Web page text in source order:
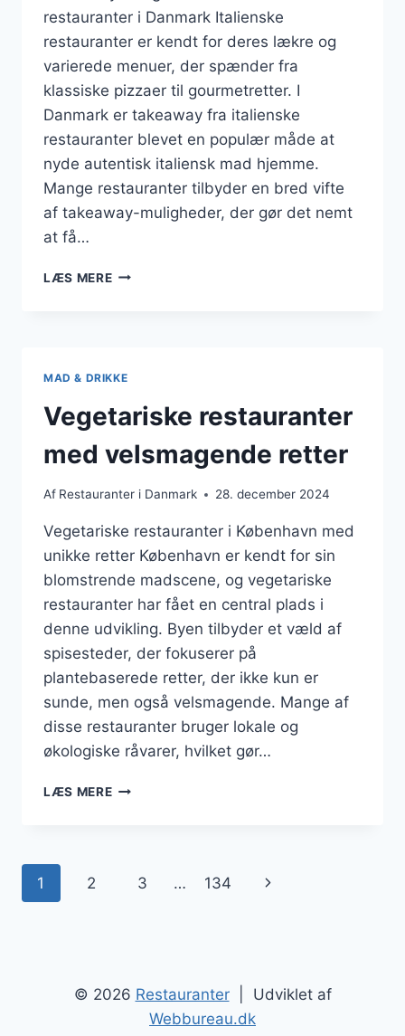
restauranter i Danmark Italienske
restauranter er kendt for deres lækre og
varierede menuer, der spænder fra
klassiske pizzaer til gourmetretter. I
Danmark er takeaway fra italienske
restauranter blevet en populær måde at
nyde autentisk italiensk mad hjemme.
Mange restauranter tilbyder en bred vifte
af takeaway-muligheder, der gør det nemt
at få…
LÆS MERETAKEAWAY
MAD & DRIKKE
Vegetariske restauranter
med velsmagende retter
Af Restauranter i Danmark 28. december 2024
Vegetariske restauranter i København med
unikke retter København er kendt for sin
blomstrende madscene, og vegetariske
restauranter har fået en central plads i
denne udvikling. Byen tilbyder et væld af
spisesteder, der fokuserer på
plantebaserede retter, der ikke kun er
sunde, men også velsmagende. Mange af
disse restauranter bruger lokale og
økologiske råvarer, hvilket gør…
LÆS MEREVEGETARISKE
Side
1 2 3 … 134
Næste
© 2026 Restauranter| Udviklet af
Webbureau.dk